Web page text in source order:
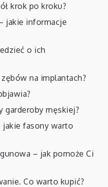
krok po kroku?
jakie informacje
o ich
na implantach?
garderoby męskiej?
jakie fasony warto
– jak pomoże Ci
Co warto kupić?